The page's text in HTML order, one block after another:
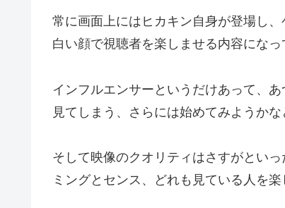
常に画面上にはヒカキン自身が登場し
白い顔で視聴者を楽しませる内容になっ
インフルエンサーというだけあって、
見てしまう、さらには始めてみようか
そして映像のクオリティはさすがとい
ミングとセンス、どれも見ている人を